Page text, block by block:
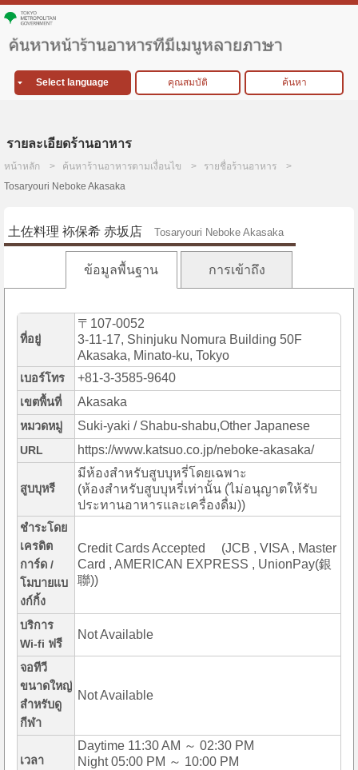
Select language คุณสมบัติ ค้นหา
รายละเอียดร้านอาหาร
หน้าหลัก ค้นหาร้านอาหารตามเงื่อนไข
รายชื่อร้านอาหาร
Tosaryouri Neboke Akasaka
土佐料理 袮保希 赤坂店 Tosaryouri Neboke Akasaka
ข้อมูลพื้นฐาน การเข้าถึง
ที่อยู่
〒107-0052
3-11-17, Shinjuku Nomura Building 50F
Akasaka, Minato-ku, Tokyo
เบอร์โทร +81-3-3585-9640
เขตพื้นที่ Akasaka
หมวดหมู่ Suki-yaki / Shabu-shabu,Other Japanese
URL https://www.katsuo.co.jp/neboke-akasaka/
สูบบุหรี
มีห้องสำหรับสูบบุหรี่โดยเฉพาะ
(ห้องสำหรับสูบบุหรี่เท่านั้น (ไม่อนุญาตให้รับ
ประทานอาหารและเครื่องดื่ม))
ชำระโดย
เครดิต
การ์ด /
โมบายแบ
งก์กิ้ง
Credit Cards Accepted (JCB , VISA , Master
Card , AMERICAN EXPRESS , UnionPay(銀
聯))
บริการ
Wi-fi ฟรี
Not Available
จอทีวี
ขนาดใหญ่
สำหรับดู
กีฬา
Not Available
เวลา
Daytime 11:30 AM ～ 02:30 PM
Night 05:00 PM ～ 10:00 PM